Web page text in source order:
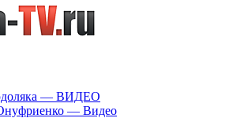
— ВИДЕО
— Видео